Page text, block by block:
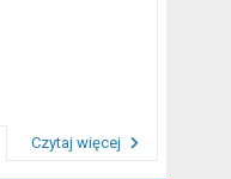
Czytaj więcej